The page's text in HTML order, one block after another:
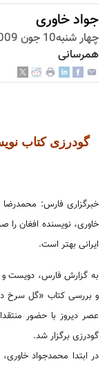
جواد خاوری
چهار شنبه10 جون 2009
همرسانی
گودرزی کتاب
خبرگزاری فارس:
خاوری، نویسنده افغان را
ایرانی بهتر است.
به گزارش فارس، دویست‌ و
و بررسی کتاب «گل سرخ
عصر دیروز با حضور
گودرزی برگزار شد.